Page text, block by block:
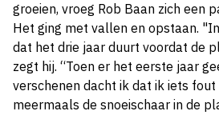
groeien, vroeg Rob Baan zich een
Het ging met vallen en opstaan.
dat het drie jaar duurt voordat de
zegt hij. “Toen er het eerste jaar
verschenen dacht ik dat ik iets fout
meermaals de snoeischaar in de